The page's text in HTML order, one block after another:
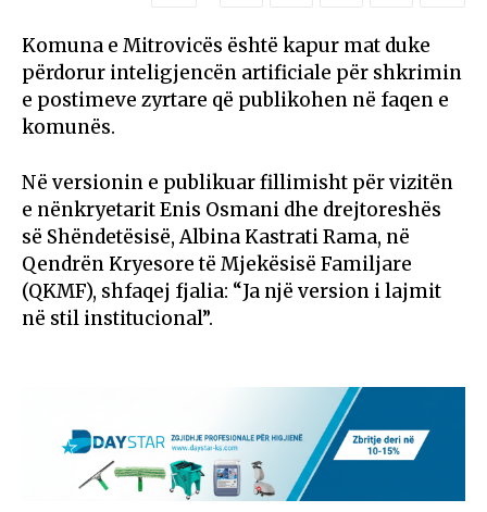
Komuna e Mitrovicës është kapur mat duke
përdorur inteligjencën artificiale për shkrimin
e postimeve zyrtare që publikohen në faqen e
komunës.
Në versionin e publikuar fillimisht për vizitën
e nënkryetarit Enis Osmani dhe drejtoreshës
së Shëndetësisë, Albina Kastrati Rama, në
Qendrën Kryesore të Mjekësisë Familjare
(QKMF), shfaqej fjalia: “Ja një version i lajmit
në stil institucional”.